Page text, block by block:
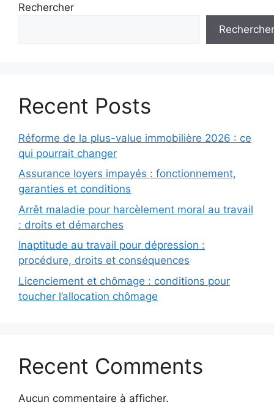
Rechercher
Rechercher
Recent Posts
Réforme de la plus-value immobilière 2026 : ce
qui pourrait changer
Assurance loyers impayés : fonctionnement,
garanties et conditions
Arrêt maladie pour harcèlement moral au travail
: droits et démarches
Inaptitude au travail pour dépression :
procédure, droits et conséquences
Licenciement et chômage : conditions pour
toucher l’allocation chômage
Recent Comments
Aucun commentaire à afficher.